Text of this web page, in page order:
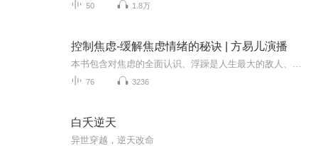
50 1.8万
控制焦虑-缓解焦虑情绪的秘诀 | 方易儿演播
76 3236
白夭逆天
异世穿越，逆天改命